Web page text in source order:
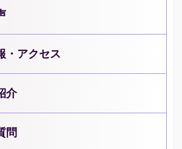
・アクセス
介
問